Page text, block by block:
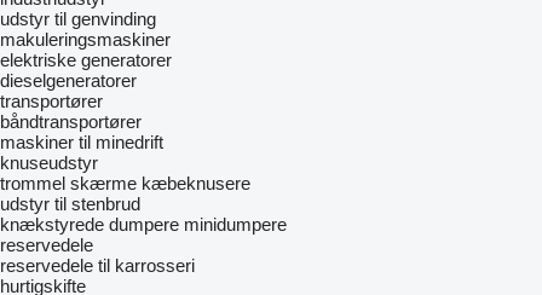
udstyr til genvinding
makuleringsmaskiner
elektriske generatorer
dieselgeneratorer
transportører
båndtransportører
maskiner til minedrift
knuseudstyr
trommel skærme kæbeknusere
udstyr til stenbrud
knækstyrede dumpere minidumpere
reservedele
reservedele til karrosseri
hurtigskifte